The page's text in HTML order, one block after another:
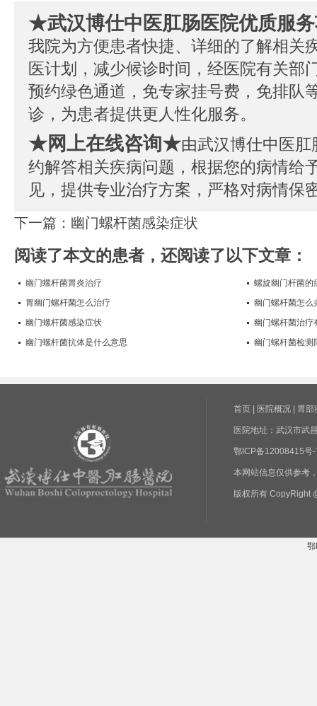
★武汉博仕中医肛肠医院优质服
我院为方便患者快捷、详细的了解相关
医计划，减少候诊时间，经医院有关部
预约绿色通道，免专家挂号费，免排队
诊，为患者提供更人性化服务。
★网上在线咨询★由武汉博仕中医
约解答相关疾病问题，根据您的病情给
见，提供专业治疗方案，严格对病情保
下一篇： 幽门螺杆菌感染症状
阅读了本文的患者，还阅读了以下文章：
幽门螺杆菌胃炎治疗
螺旋幽门杆菌的
胃幽门螺杆菌怎么治疗
幽门螺杆菌怎么
幽门螺杆菌感染症状
幽门螺杆菌治疗
幽门螺杆菌抗体是什么意思
幽门螺杆菌检测
首页 医院概况 胃部
医院地址：武汉市武
鄂ICP备12008415号
本网站信息仅供参考
版权所有 CopyRight